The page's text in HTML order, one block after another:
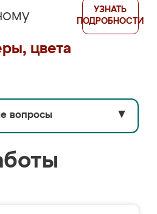
цвета
УЗНАТЬ
ПОДРОБНОСТИ
вопросы ▼